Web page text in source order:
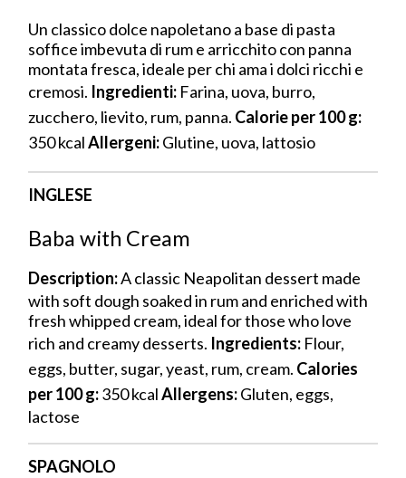
Un classico dolce napoletano a base di pasta
soffice imbevuta di rum e arricchito con panna
montata fresca, ideale per chi ama i dolci ricchi e
cremosi. Ingredienti: Farina, uova, burro,
zucchero, lievito, rum, panna. Calorie per 100 g:
350 kcalAllergeni:Glutine, uova, lattosio
INGLESE
Baba with Cream
Description:A classic Neapolitan dessert made
with soft dough soaked in rum and enriched with
fresh whipped cream, ideal for those who love
rich and creamy desserts. Ingredients: Flour,
eggs, butter, sugar, yeast, rum, cream. Calories
per 100 g:350 kcalAllergens:Gluten, eggs,
lactose
SPAGNOLO